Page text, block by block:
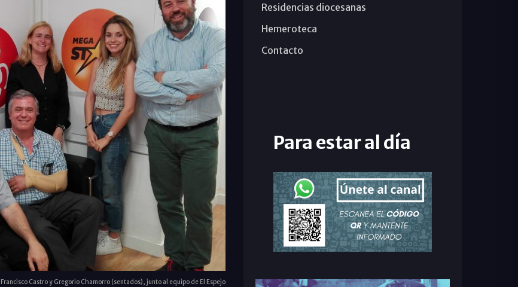
Francisco Castro y Gregorio Chamorro (sentados), junto al equipo de El Espejo
Residencias diocesanas
Hemeroteca
Contacto
Para estar al día